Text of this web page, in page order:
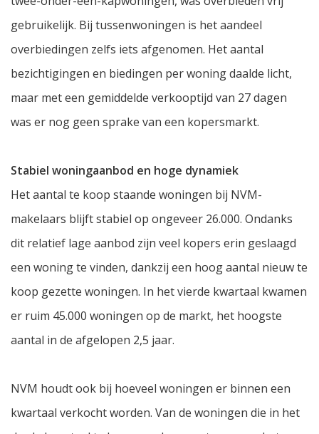
gebruikelijk. Bij tussenwoningen is het aandeel
overbiedingen zelfs iets afgenomen. Het aantal
bezichtigingen en biedingen per woning daalde licht,
maar met een gemiddelde verkooptijd van 27 dagen
was er nog geen sprake van een kopersmarkt.
Stabiel woningaanbod en hoge dynamiek
Het aantal te koop staande woningen bij NVM-
makelaars blijft stabiel op ongeveer 26.000. Ondanks
dit relatief lage aanbod zijn veel kopers erin geslaagd
een woning te vinden, dankzij een hoog aantal nieuw te
koop gezette woningen. In het vierde kwartaal kwamen
er ruim 45.000 woningen op de markt, het hoogste
aantal in de afgelopen 2,5 jaar.
NVM houdt ook bij hoeveel woningen er binnen een
kwartaal verkocht worden. Van de woningen die in het